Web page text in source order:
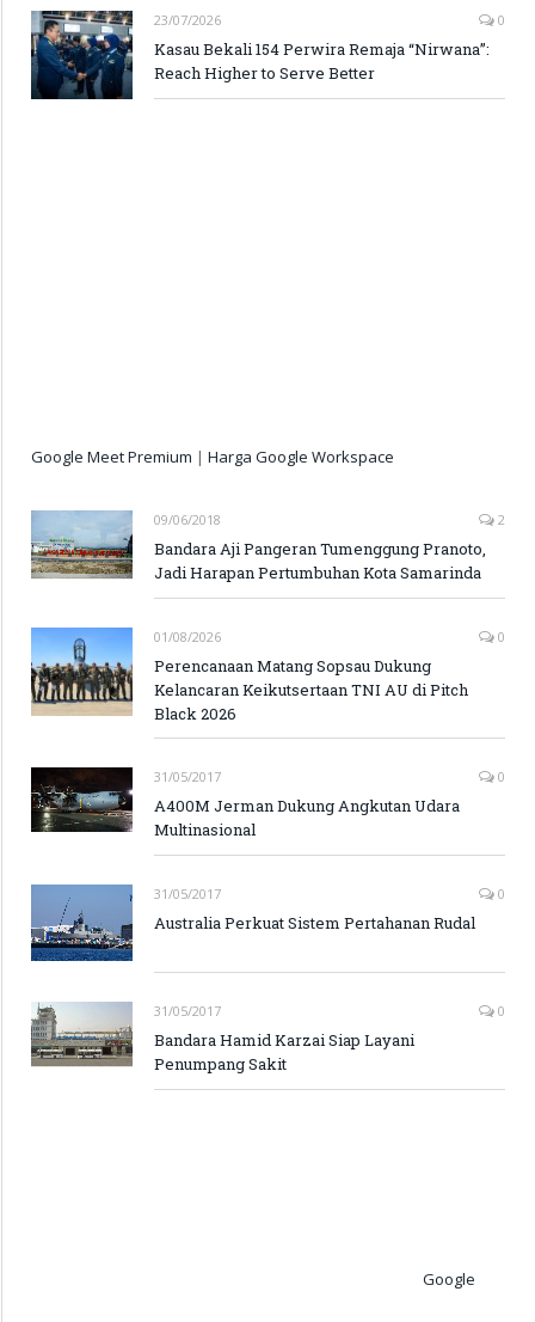
23/07/2026 0
Kasau Bekali 154 Perwira Remaja “Nirwana”:
Reach Higher to Serve Better
Google Meet Premium | Harga Google Workspace
09/06/2018 2
Bandara Aji Pangeran Tumenggung Pranoto,
Jadi Harapan Pertumbuhan Kota Samarinda
01/08/2026 0
Perencanaan Matang Sopsau Dukung
Kelancaran Keikutsertaan TNI AU di Pitch
Black 2026
31/05/2017 0
A400M Jerman Dukung Angkutan Udara
Multinasional
31/05/2017 0
Australia Perkuat Sistem Pertahanan Rudal
31/05/2017 0
Bandara Hamid Karzai Siap Layani
Penumpang Sakit
Google